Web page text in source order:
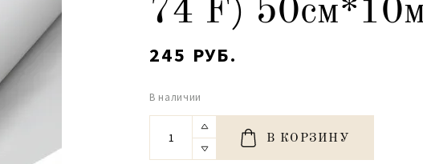
74 F)
245 РУБ.
В наличии
В КОРЗИНУ